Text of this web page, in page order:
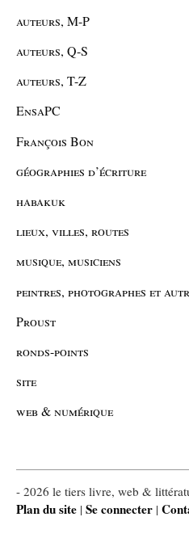
auteurs, M-P
auteurs, Q-S
auteurs, T-Z
EnsaPC
François Bon
géographies d’écriture
habakuk
lieux, villes, routes
musique, musiciens
peintres, photographes et
Proust
ronds-points
site
web & numérique
- 2026 le tiers livre, web &
Plan du site | Se connecter |